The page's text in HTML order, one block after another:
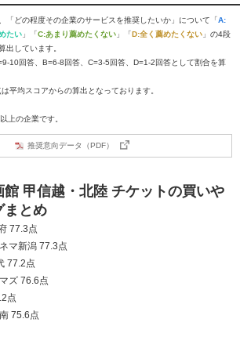
「どの程度その企業のサービスを推奨したいか」について「A:
たい 」「C:あまり薦めたくない 」「D:全く薦めたくない 」の4段
出しています。
10回答、B=6-8回答、C=3-5回答、D=1-2回答として割合を算
平均スコアからの算出となっております。
上の企業です。
推奨意向データ（PDF）
館 甲信越・北陸 チケットの買いや
まとめ
77.3点
マ新潟 77.3点
77.2点
ズ 76.6点
点
75.6点